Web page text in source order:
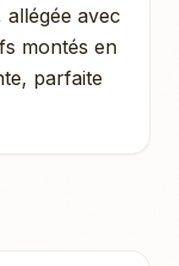
avec
montés en
parfaite